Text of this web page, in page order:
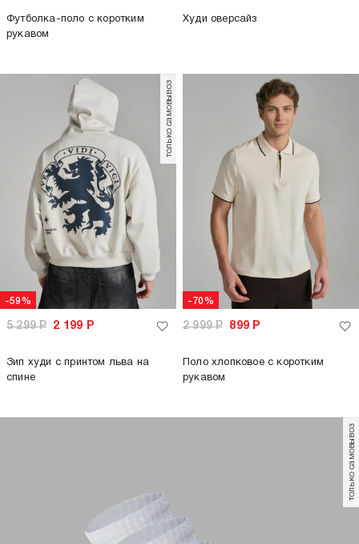
Футболка-поло с коротким
рукавом
Худи оверсайз
-59%
только самовывоз
5 299Р 2 199 Р
Зип худи с принтом льва на
спине
-70%
2 999Р 899 Р
Поло хлопковое с коротким
рукавом
только самовывоз